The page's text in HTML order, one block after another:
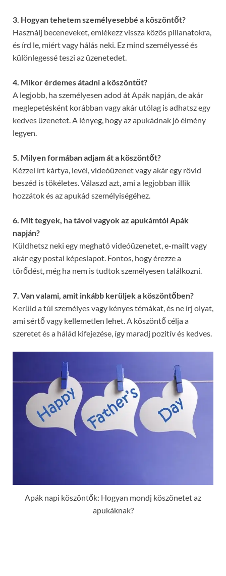
3. Hogyan tehetem személyesebbé a köszöntőt?
Használj beceneveket, emlékezz vissza közös pillanatokra,
és írd le, miért vagy hálás neki. Ez mind személyessé és
különlegessé teszi az üzenetedet.
4. Mikor érdemes átadni a köszöntőt?
A legjobb, ha személyesen adod át Apák napján, de akár
meglepetésként korábban vagy akár utólag is adhatsz egy
kedves üzenetet. A lényeg, hogy az apukádnak jó élmény
legyen.
5. Milyen formában adjam át a köszöntőt?
Kézzel írt kártya, levél, videóüzenet vagy akár egy rövid
beszéd is tökéletes. Válaszd azt, ami a legjobban illik
hozzátok és az apukád személyiségéhez.
6. Mit tegyek, ha távol vagyok az apukámtól Apák
napján?
Küldhetsz neki egy megható videóüzenetet, e-mailt vagy
akár egy postai képeslapot. Fontos, hogy érezze a
törődést, még ha nem is tudtok személyesen találkozni.
7. Van valami, amit inkább kerüljek a köszöntőben?
Kerüld a túl személyes vagy kényes témákat, és ne írj olyat,
ami sértő vagy kellemetlen lehet. A köszöntő célja a
szeretet és a hálád kifejezése, így maradj pozitív és kedves.
Apák napi köszöntők: Hogyan mondj köszönetet az
apukáknak?